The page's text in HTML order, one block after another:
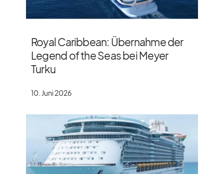
Royal Caribbean: Übernahme der
Legend of the Seas bei Meyer
Turku
10. Juni 2026